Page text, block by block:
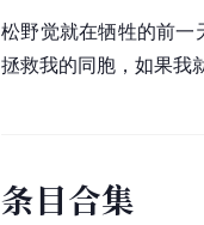
松野觉就在牺牲的前一
拯救我的同胞，如果我
条目合集